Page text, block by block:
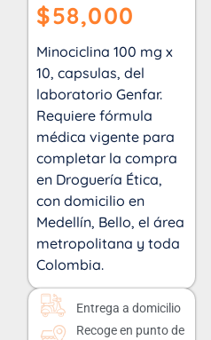
$58,000
Minociclina 100 mg x
10, capsulas, del
laboratorio Genfar.
Requiere fórmula
médica vigente para
completar la compra
en Droguería Ética,
con domicilio en
Medellín, Bello, el área
metropolitana y toda
Colombia.
Entrega a domicilio
Recoge en punto de